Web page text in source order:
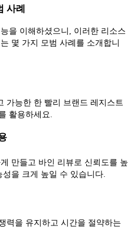
사례
을 이해하셨으니, 이러한 리소스
몇 가지 모범 사례를 소개합니
가능한 한 빨리 브랜드 레지스트
활용하세요.
만들고 바인 리뷰로 신뢰도를 높
을 크게 높일 수 있습니다.
력을 유지하고 시간을 절약하는